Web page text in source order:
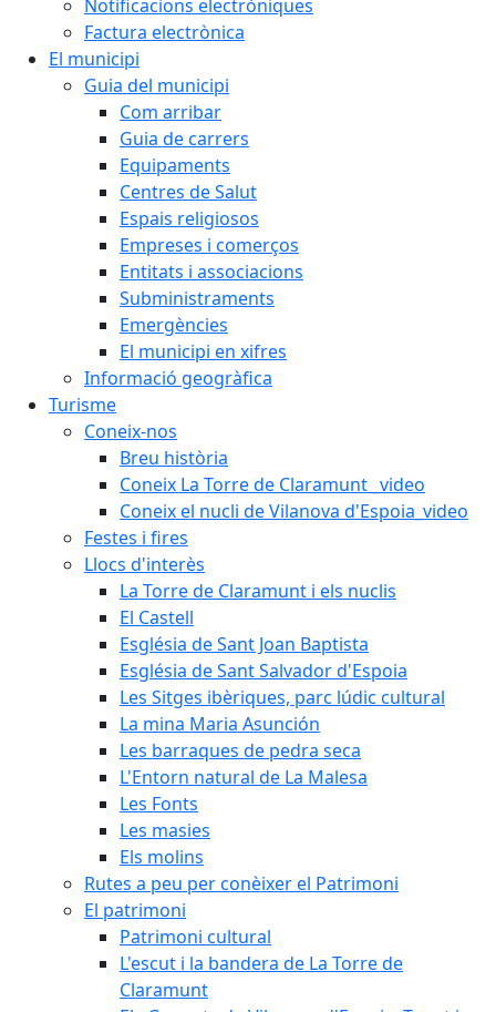
Notificacions electròniques
Factura electrònica
El municipi
Guia del municipi
Com arribar
Guia de carrers
Equipaments
Centres de Salut
Espais religiosos
Empreses i comerços
Entitats i associacions
Subministraments
Emergències
El municipi en xifres
Informació geogràfica
Turisme
Coneix-nos
Breu història
Coneix La Torre de Claramunt _video
Coneix el nucli de Vilanova d'Espoia_video
Festes i fires
Llocs d'interès
La Torre de Claramunt i els nuclis
El Castell
Església de Sant Joan Baptista
Església de Sant Salvador d'Espoia
Les Sitges ibèriques, parc lúdic cultural
La mina Maria Asunción
Les barraques de pedra seca
L'Entorn natural de La Malesa
Les Fonts
Les masies
Els molins
Rutes a peu per conèixer el Patrimoni
El patrimoni
Patrimoni cultural
L'escut i la bandera de La Torre de
Claramunt